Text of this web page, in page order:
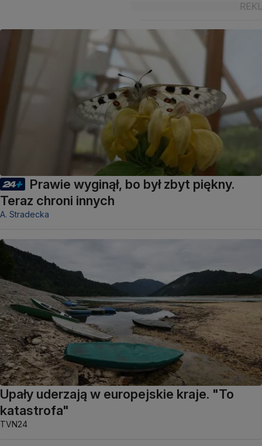
Prawie wyginął, bo był zbyt piękny.
Teraz chroni innych
A. Stradecka
Upały uderzają w europejskie kraje. "To
katastrofa"
TVN24